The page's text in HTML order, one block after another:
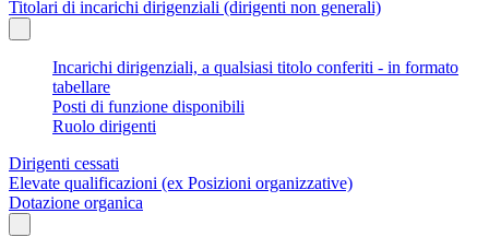
Titolari di incarichi dirigenziali (dirigenti non generali)
Incarichi dirigenziali, a qualsiasi titolo conferiti - in formato
tabellare
Posti di funzione disponibili
Ruolo dirigenti
Dirigenti cessati
Elevate qualificazioni (ex Posizioni organizzative)
Dotazione organica